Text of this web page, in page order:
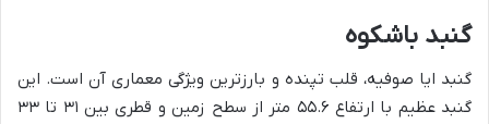
گنبد باشکوه
گنبد ایا صوفیه، قلب تپنده و بارزترین ویژگی معماری آن است. این
گنبد عظیم با ارتفاع ۵۵.۶ متر از سطح زمین و قطری بین ۳۱ تا ۳۳